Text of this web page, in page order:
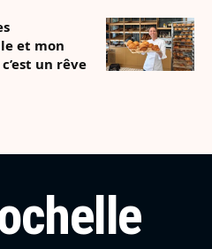
et mon
un rêve